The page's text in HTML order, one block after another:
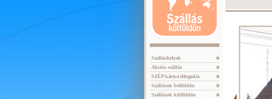
Szálláshelyek
Akciós szállás
SZÉP kártya elfogadás
Szállások belföldön
Szállások külföldön